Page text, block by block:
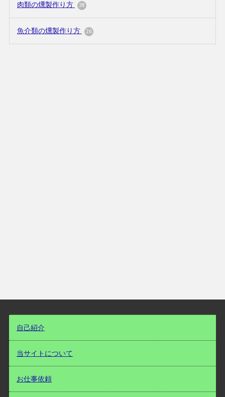
肉類の燻製作り方 38
魚介類の燻製作り方 26
自己紹介
当サイトについて
お仕事依頼